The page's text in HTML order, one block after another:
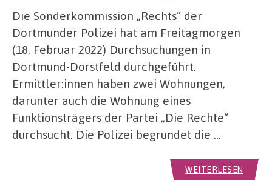
Die Sonderkommission „Rechts“ der
Dortmunder Polizei hat am Freitagmorgen
(18. Februar 2022) Durchsuchungen in
Dortmund-Dorstfeld durchgeführt.
Ermittler:innen haben zwei Wohnungen,
darunter auch die Wohnung eines
Funktionsträgers der Partei „Die Rechte“
durchsucht. Die Polizei begründet die …
WEITERLESEN